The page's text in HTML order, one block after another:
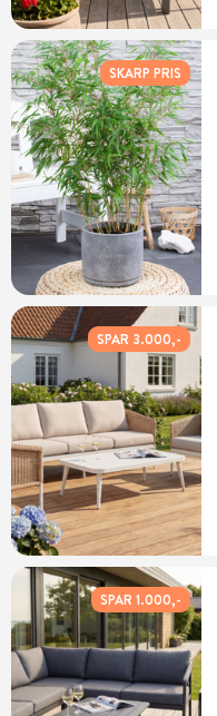
SKARP PRIS
SPAR 3.000,-
SPAR 1.000,-